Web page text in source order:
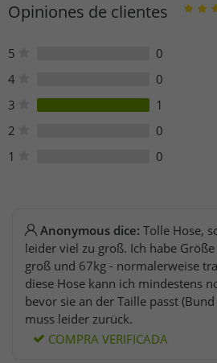
1213 Hilversum
https://www.nike.com/de/help/
Opiniones de clientes
5
0
4
0
3
1
2
0
1
0
Anonymous dice: Tolle Hose,
leider viel zu groß. Ich habe
groß und 67kg - normalerweise
diese Hose kann ich mindestens
bevor sie an der Taille passt
muss leider zurück.
COMPRA VERIFICADA